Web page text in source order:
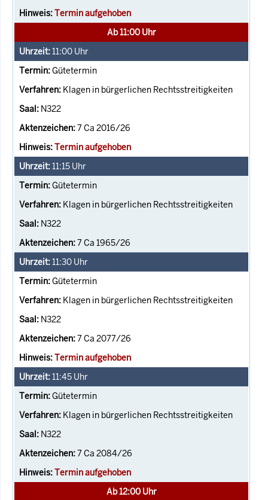
Termin aufgehoben
Ab 11:00 Uhr
11:00 Uhr
Gütetermin
Klagen in bürgerlichen Rechtsstreitigkeiten
N322
7 Ca 2016/26
Termin aufgehoben
11:15 Uhr
Gütetermin
Klagen in bürgerlichen Rechtsstreitigkeiten
N322
7 Ca 1965/26
11:30 Uhr
Gütetermin
Klagen in bürgerlichen Rechtsstreitigkeiten
N322
7 Ca 2077/26
Termin aufgehoben
11:45 Uhr
Gütetermin
Klagen in bürgerlichen Rechtsstreitigkeiten
N322
7 Ca 2084/26
Termin aufgehoben
Ab 12:00 Uhr